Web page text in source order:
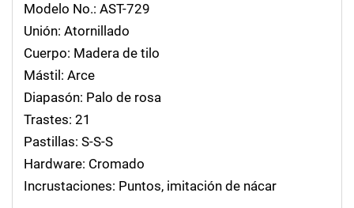
Modelo No.: AST-729
Unión: Atornillado
Cuerpo: Madera de tilo
Mástil: Arce
Diapasón: Palo de rosa
Trastes: 21
Pastillas: S-S-S
Hardware: Cromado
Incrustaciones: Puntos, imitación de nácar